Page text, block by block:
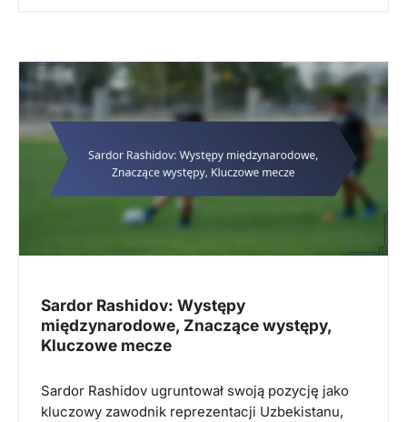
Sardor Rashidov: Występy
międzynarodowe, Znaczące występy,
Kluczowe mecze
Sardor Rashidov ugruntował swoją pozycję jako
kluczowy zawodnik reprezentacji Uzbekistanu,